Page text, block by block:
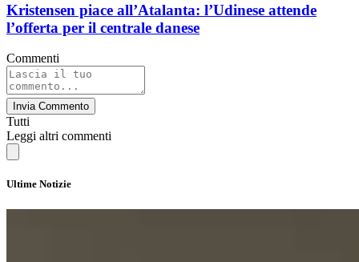
Kristensen piace all’Atalanta: l’Udinese attende
l’offerta per il centrale danese
Commenti
Invia Commento
Tutti
Leggi altri commenti
Ultime Notizie